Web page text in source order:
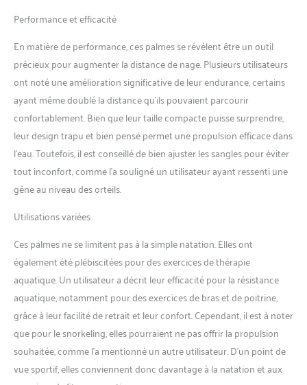
pieds, idéales pour le
partage. Elles peuvent être
utilisées avec des
chaussures aquatiques et
des chaussettes aquatiques
(rappel : veuillez acheter des
tailles au-dessus si vous
prévoyez de les porter avec
des chaussons de plongée
ensemble) Partenaire de
même temps assez puissant.
Les palmes de trek avec
bout ouvert unique et
design en maille en forme de
flamme fraîche, elles
aideront à réduire la
résistance et vous vous
sentirez plus à l'aise et
respirant, inimisent la fatigue
et évitent les crampes,
Performance et efficacité
En matière de performance, ces palmes se révèlent être un outil
précieux pour augmenter la distance de nage. Plusieurs utilisateurs
ont noté une amélioration significative de leur endurance, certains
ayant même doublé la distance qu’ils pouvaient parcourir
confortablement. Bien que leur taille compacte puisse surprendre,
leur design trapu et bien pensé permet une propulsion efficace dans
l’eau. Toutefois, il est conseillé de bien ajuster les sangles pour éviter
tout inconfort, comme l’a souligné un utilisateur ayant ressenti une
gêne au niveau des orteils.
Utilisations variées
Ces palmes ne se limitent pas à la simple natation. Elles ont
également été plébiscitées pour des exercices de thérapie
aquatique. Un utilisateur a décrit leur efficacité pour la résistance
aquatique, notamment pour des exercices de bras et de poitrine,
grâce à leur facilité de retrait et leur confort. Cependant, il est à noter
que pour le snorkeling, elles pourraient ne pas offrir la propulsion
souhaitée, comme l’a mentionné un autre utilisateur. D’un point de
vue sportif, elles conviennent donc davantage à la natation et aux